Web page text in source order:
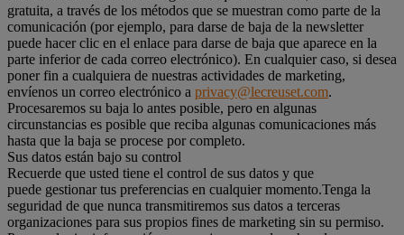
gratuita, a través de los métodos que se muestran como parte de la
comunicación (por ejemplo, para darse de baja de la newsletter
puede hacer clic en el enlace para darse de baja que aparece en la
parte inferior de cada correo electrónico). En cualquier caso, si desea
poner fin a cualquiera de nuestras actividades de marketing,
envíenos un correo electrónico a privacy@lecreuset.com.
Procesaremos su baja lo antes posible, pero en algunas
circunstancias es posible que reciba algunas comunicaciones más
hasta que la baja se procese por completo.
Sus datos están bajo su control
Recuerde que usted tiene el control de sus datos y que
puede gestionar tus preferencias en cualquier momento.Tenga la
seguridad de que nunca transmitiremos sus datos a terceras
organizaciones para sus propios fines de marketing sin su permiso.